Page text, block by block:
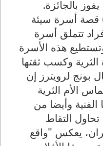
بالجائزة.
قصة أسرة سيئة
تتملق أسرة
هذه الأسرة
وكسب ثقتها
بونج لرويترز إن
الأم الثرية
الفنية وأيضا من
التقاط
يعكس "واقع